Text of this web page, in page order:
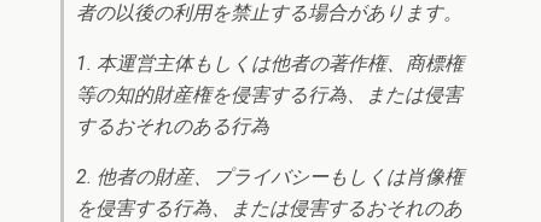
者の以後の利用を禁止する場合があります。
1. 本運営主体もしくは他者の著作権、商標権
等の知的財産権を侵害する行為、または侵害
するおそれのある行為
2. 他者の財産、プライバシーもしくは肖像権
を侵害する行為、または侵害するおそれのあ